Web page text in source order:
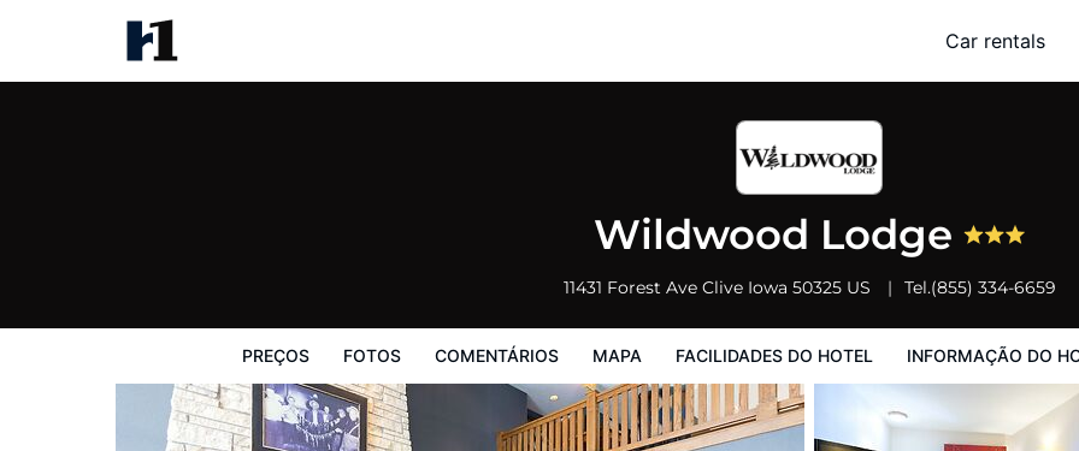
Car rentals
Wildwood Lodge
11431 Forest Ave Clive Iowa 50325 US Tel.(855) 334-6659
PREÇOS FOTOS COMENTÁRIOS MAPA FACILIDADES DO HOTEL INFORMAÇÃO DO
Regulamentos do